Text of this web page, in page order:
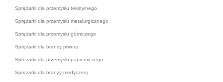
Sprężarki dla przemysłu tekstylnego
Sprężarki dla przemysłu metalurgicznego
Sprężarki dla przemysłu górniczego
Sprężarki dla branży piwnej
Sprężarki dla przemysłu papierniczego
Sprężarki dla branży medycznej